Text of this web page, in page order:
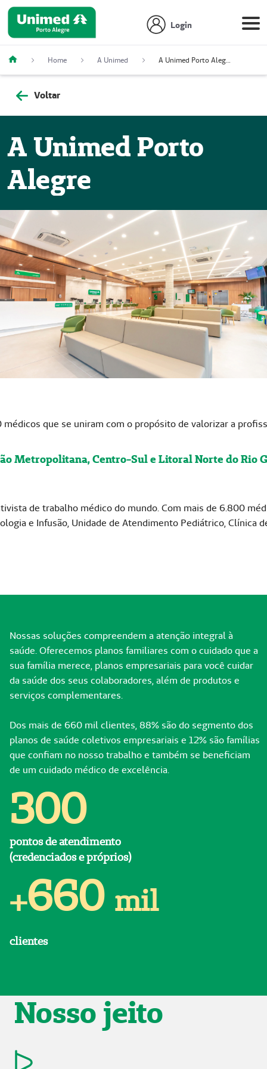
Login
Home A Unimed A Unimed Porto Alegre
Voltar
A Unimed Porto
Alegre
que se uniram com o propósito de valorizar a
Metropolitana, Centro-Sul e Litoral Norte do Rio
de trabalho médico do mundo. Com mais de 6.800
e Infusão, Unidade de Atendimento Pediátrico, Clínica
Nossas soluções compreendem a atenção integral à
saúde. Oferecemos planos familiares com o cuidado que a
sua família merece, planos empresariais para você cuidar
da saúde dos seus colaboradores, além de produtos e
serviços complementares.
Dos mais de 660 mil clientes, 88% são do segmento dos
planos de saúde coletivos empresariais e 12% são famílias
que confiam no nosso trabalho e também se beneficiam
de um cuidado médico de excelência.
300
pontos de atendimento
(credenciados e próprios)
+660 mil
clientes
Nosso jeito